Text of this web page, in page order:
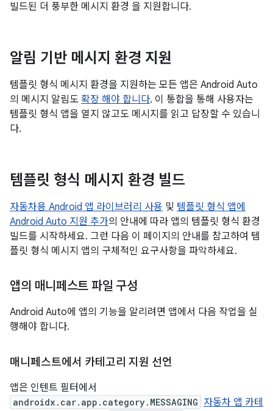
빌드된 더 풍부한 메시지 환경 을 지원합니다.
알림 기반 메시지 환경 지원
템플릿 형식 메시지 환경을 지원하는 모든 앱은 Android Auto
의 메시지 알림도 확장 해야 합니다. 이 통합을 통해 사용자는
템플릿 형식 앱을 열지 않고도 메시지를 읽고 답장할 수 있습니
다.
템플릿 형식 메시지 환경 빌드
자동차용 Android 앱 라이브러리 사용 및 템플릿 형식 앱에
Android Auto 지원 추가의 안내에 따라 앱의 템플릿 형식 환경
빌드를 시작하세요. 그런 다음 이 페이지의 안내를 참고하여 템
플릿 형식 메시지 앱의 구체적인 요구사항을 파악하세요.
앱의 매니페스트 파일 구성
Android Auto에 앱의 기능을 알리려면 앱에서 다음 작업을 실
행해야 합니다.
매니페스트에서 카테고리 지원 선언
앱은 인텐트 필터에서
androidx.car.app.category.MESSAGING 자동차 앱 카테